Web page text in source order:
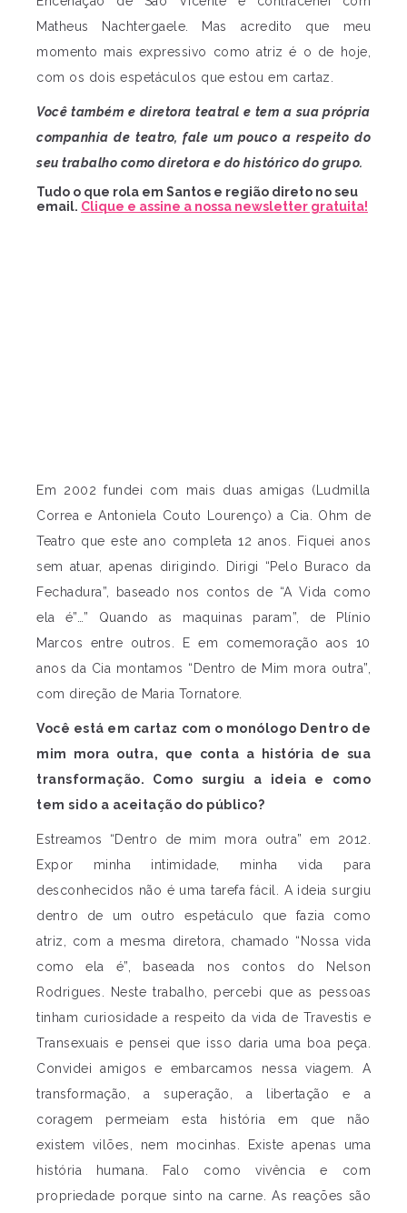
Matheus Nachtergaele. Mas acredito que meu
momento mais expressivo como atriz é o de hoje,
com os dois espetáculos que estou em cartaz.
Você também e diretora teatral e tem a sua própria
companhia de teatro, fale um pouco a respeito do
seu trabalho como diretora e do histórico do grupo.
Tudo o que rola em Santos e região direto no seu
email. Clique e assine a nossa newsletter gratuita!
Em 2002 fundei com mais duas amigas (Ludmilla
Correa e Antoniela Couto Lourenço) a Cia. Ohm de
Teatro que este ano completa 12 anos. Fiquei anos
sem atuar, apenas dirigindo. Dirigi “Pelo Buraco da
Fechadura”, baseado nos contos de “A Vida como
ela é”…” Quando as maquinas param”, de Plínio
Marcos entre outros. E em comemoração aos 10
anos da Cia montamos “Dentro de Mim mora outra”,
com direção de Maria Tornatore.
Você está em cartaz com o monólogo Dentro de
mim mora outra, que conta a história de sua
transformação. Como surgiu a ideia e como
tem sido a aceitação do público?
Estreamos “Dentro de mim mora outra” em 2012.
Expor minha intimidade, minha vida para
desconhecidos não é uma tarefa fácil. A ideia surgiu
dentro de um outro espetáculo que fazia como
atriz, com a mesma diretora, chamado “Nossa vida
como ela é”, baseada nos contos do Nelson
Rodrigues. Neste trabalho, percebi que as pessoas
tinham curiosidade a respeito da vida de Travestis e
Transexuais e pensei que isso daria uma boa peça.
Convidei amigos e embarcamos nessa viagem. A
transformação, a superação, a libertação e a
coragem permeiam esta história em que não
existem vilões, nem mocinhas. Existe apenas uma
história humana. Falo como vivência e com
propriedade porque sinto na carne. As reações são